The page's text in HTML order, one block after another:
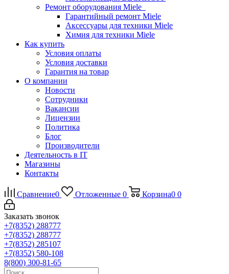
Ремонт оборудования Miele
Гарантийный ремонт Miele
Аксессуары для техники Miele
Химия для техники Miele
Как купить
Условия оплаты
Условия доставки
Гарантия на товар
О компании
Новости
Сотрудники
Вакансии
Лицензии
Политика
Блог
Производители
Деятельность в IT
Магазины
Контакты
Сравнение0 Отложенные 0 Корзина0 0
Заказать звонок
+7(8352) 288777
+7(8352) 288777
+7(8352) 285107
+7(8352) 580-108
8(800) 300-81-65